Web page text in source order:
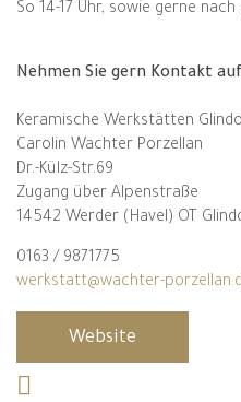
So 14-17 Uhr, sowie gerne
Nehmen Sie gern Kontakt
Keramische Werkstätten
Carolin Wachter Porzellan
Dr.-Külz-Str.69
Zugang über Alpenstraße
14542 Werder (Havel) OT
0163 / 9871775
werkstatt@wachter-
Website